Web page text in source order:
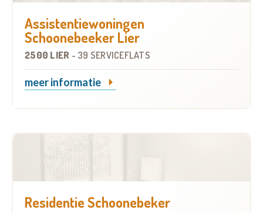
Assistentiewoningen
Schoonebeeker Lier
2500 LIER - 39 SERVICEFLATS
meer informatie
Residentie Schoonebeker